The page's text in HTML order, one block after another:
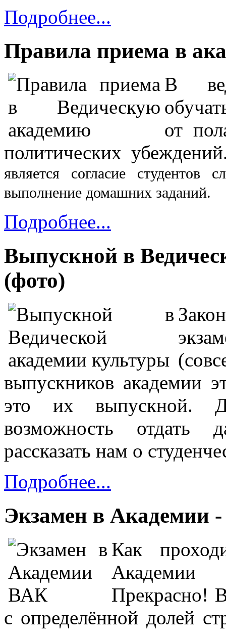
Подробнее...
Правила приема в
В
от
политических
является согласие студентов
выполнение домашних заданий.
Подробнее...
Выпускной в
(фото)
выпускников академии
это их выпускной.
возможность отдать
рассказать нам о
Подробнее...
Экзамен в Академии
Как
Прекрасно!
с определённой долей